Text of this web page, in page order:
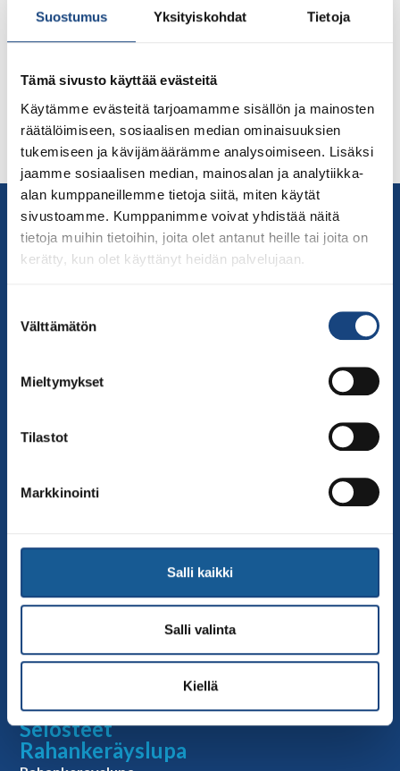
Suostumus Yksityiskohdat Tietoja
Tämä sivusto käyttää evästeitä
Käytämme evästeitä tarjoamamme sisällön ja mainosten
räätälöimiseen, sosiaalisen median ominaisuuksien
tukemiseen ja kävijämäärämme analysoimiseen. Lisäksi
jaamme sosiaalisen median, mainosalan ja analytiikka-
alan kumppaneillemme tietoja siitä, miten käytät
sivustoamme. Kumppanimme voivat yhdistää näitä
tietoja muihin tietoihin, joita olet antanut heille tai joita on
kerätty, kun olet käyttänyt heidän palvelujaan.
valinta
Välttämätön
Mieltymykset
Tilastot
Markkinointi
Salli kaikki
Salli valinta
Kiellä
judojoukkue ottelee 7.-8.8.2021 Eurooppa Cupissa
Suomen joukkueeseen kuuluvat: Pihla Matikainen -57
Kirkkonummen Judoseura Elias Körkkö -66 kg, Oulun
Judokerho Valtteri Olin -73 kg, Bodonos Kerava Roope
Korhonen -73 kg, Kajaanin […]
Yhteystiedot
Suomen Judoliitto
Olympiastadion
Kumppanit
Tapahtumakalenteri
Linkkejä
Judoliiton uutiset
Materiaalit
Judoliiton vanhat sivut
Selosteet
Rahankeräyslupa